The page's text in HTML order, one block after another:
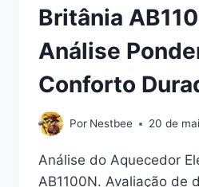
Britânia
Análise
Conforto
Por Nestbee 20 de
Análise do Aquecedor
AB1100N. Avaliação de